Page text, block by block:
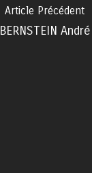
Article Précédent
BERNSTEIN André